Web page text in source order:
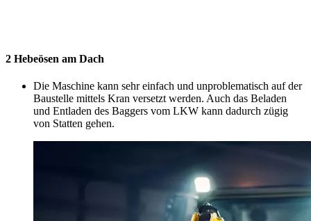
2 Hebeösen am Dach
Die Maschine kann sehr einfach und unproblematisch auf der
Baustelle mittels Kran versetzt werden. Auch das Beladen
und Entladen des Baggers vom LKW kann dadurch zügig
von Statten gehen.